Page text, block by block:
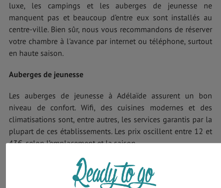
luxe, les campings et les auberges de jeunesse ne
manquent pas et beaucoup d’entre eux sont installés au
centre-ville. Bien sûr, nous vous recommandons de réserver
votre chambre à l'avance par internet ou téléphone, surtout
en haute saison.
Auberges de jeunesse
Les auberges de jeunesse à Adélaïde assurent un bon
niveau de confort. Wifi, des cuisines modernes et des
climatisations sont, entre autres, les services garantis par la
plupart de ces établissements. Les prix oscillent entre 12 et
43€, selon l’emplacement et la saison.
De petits hôtels pour se ressourcer et s’inspirer aux luxueux